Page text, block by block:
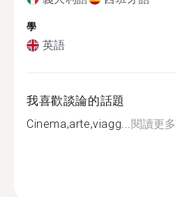
學
英語
我喜歡談論的話題
Cinema,arte,viagg...閱讀更多